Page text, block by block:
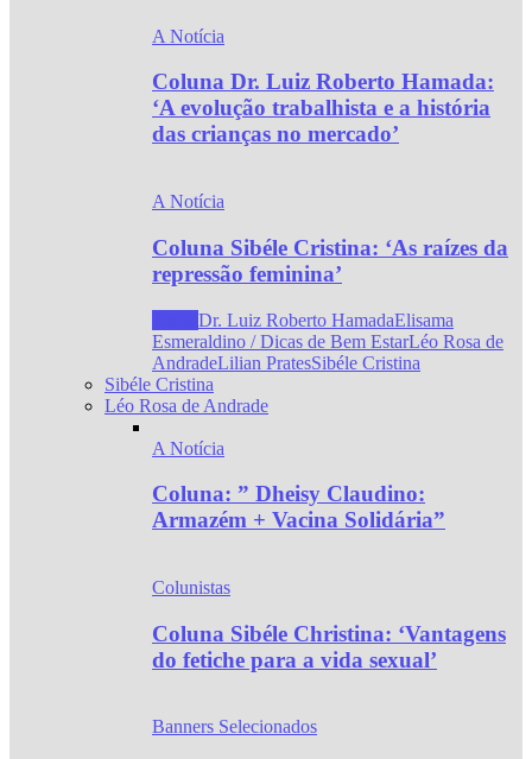
A Notícia
Coluna Dr. Luiz Roberto Hamada:
‘A evolução trabalhista e a história
das crianças no mercado’
A Notícia
Coluna Sibéle Cristina: ‘As raízes da
repressão feminina’
Dr. Luiz Roberto HamadaElisama
Esmeraldino / Dicas de Bem EstarLéo Rosa de
AndradeLilian PratesSibéle Cristina
Sibéle Cristina
Léo Rosa de Andrade
A Notícia
Coluna: ” Dheisy Claudino:
Armazém + Vacina Solidária”
Colunistas
Coluna Sibéle Christina: ‘Vantagens
do fetiche para a vida sexual’
Banners Selecionados